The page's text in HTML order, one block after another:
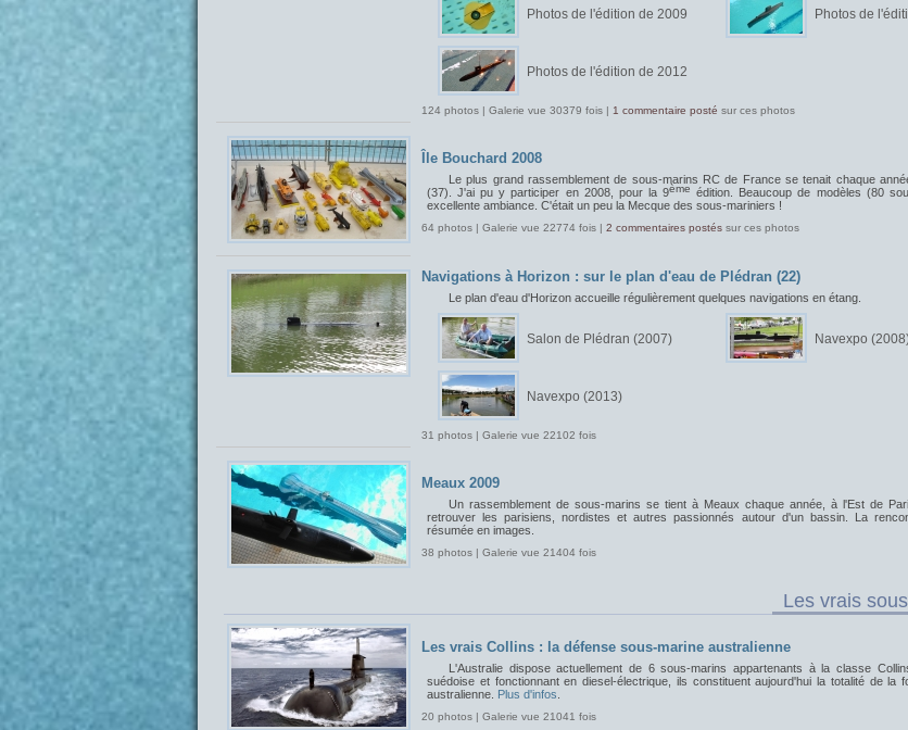
Photos de l'édition de 2009 Photos de
Photos de l'édition de 2012
124 photos | Galerie vue 30379 fois | 1 commentaire posté sur ces photos
Île Bouchard 2008
Le plus grand rassemblement de sous-marins RC de France se tenait chaque
(37). J'ai pu y participer en 2008, pour la 9ème édition. Beaucoup de modèles (80
excellente ambiance. C'était un peu la Mecque des sous-mariniers !
64 photos | Galerie vue 22774 fois | 2 commentaires postés sur ces photos
Navigations à Horizon : sur le plan d'eau de Plédran (22)
Le plan d'eau d'Horizon accueille régulièrement quelques navigations en étang.
Salon de Plédran (2007) Navexpo
Navexpo (2013)
31 photos | Galerie vue 22102 fois
Meaux 2009
Un rassemblement de sous-marins se tient à Meaux chaque année, à l'Est de
retrouver les parisiens, nordistes et autres passionnés autour d'un bassin. La
résumée en images.
38 photos | Galerie vue 21404 fois
Les vrais
Les vrais Collins : la défense sous-marine australienne
L'Australie dispose actuellement de 6 sous-marins appartenants à la classe
suédoise et fonctionnant en diesel-électrique, ils constituent aujourd'hui la totalité de la
australienne. Plus d'infos
20 photos | Galerie vue 21041 fois